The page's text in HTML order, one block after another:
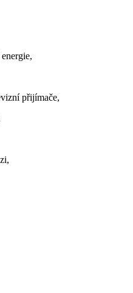
přijímače,